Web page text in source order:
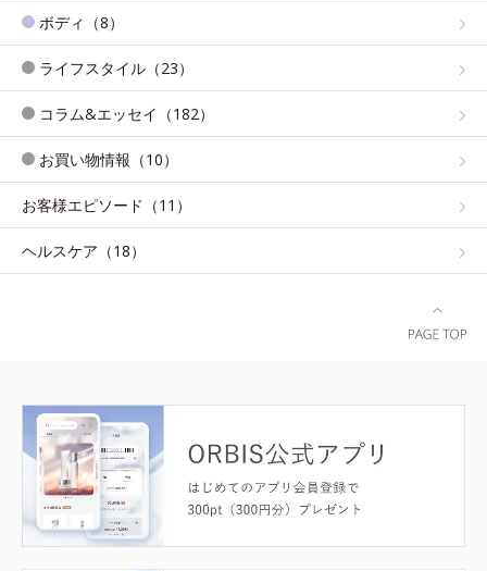
ボディ（8）
ライフスタイル（23）
コラム&エッセイ（182）
お買い物情報（10）
お客様エピソード（11）
ヘルスケア（18）